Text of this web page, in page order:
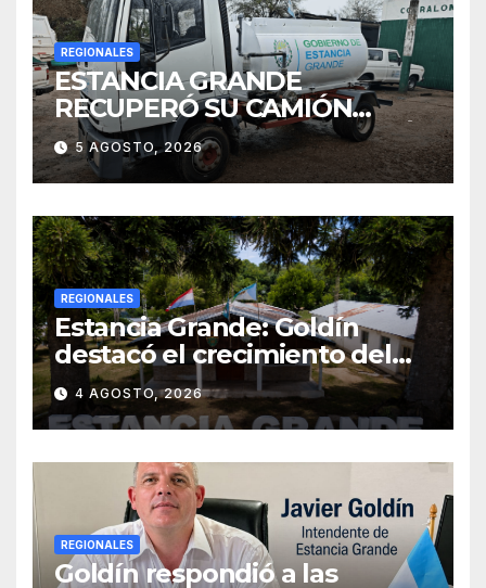
REGIONALES
ESTANCIA GRANDE
RECUPERÓ SU CAMIÓN
ATMOSFÉRICO Y MEJORARÁ
EL SERVICIO DE
SANEAMIENTO PARA LOS
VECINOS
5 AGOSTO, 2026
REGIONALES
Estancia Grande: Goldín
destacó el crecimiento del
municipio, anunció nuevas
obras y defendió su gestión
frente a las críticas
4 AGOSTO, 2026
REGIONALES
Goldín respondió a las